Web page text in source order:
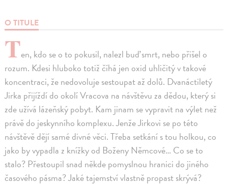
O TITULE
Ten, kdo se o to pokusil, nalezl buď smrt, nebo přišel o
rozum. Kdesi hluboko totiž číhá jen oxid uhličitý v takové
koncentraci, že nedovoluje sestoupat až dolů. Dvanáctiletý
Jirka přijíždí do okolí Vracova na návštěvu za dědou, který si
zde užívá lázeňský pobyt. Kam jinam se vypravit na výlet než
právě do jeskynního komplexu. Jenže Jirkovi se po této
návštěvě dějí samé divné věci. Třeba setkání s tou holkou, co
jako by vypadla z knížky od Boženy Němcové… Co se to
stalo? Přestoupil snad někde pomyslnou hranici do jiného
časového pásma? Jaké tajemství vlastně propast skrývá?